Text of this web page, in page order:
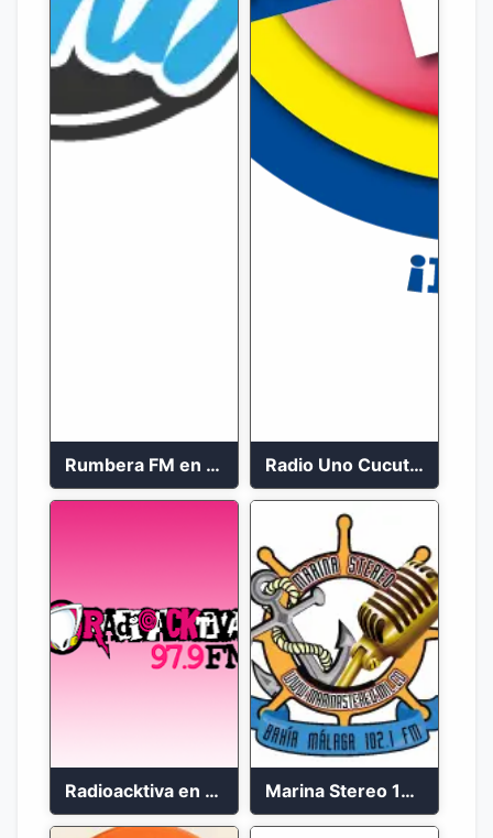
Rumbera FM en vivo 24/7 Radio Uno Cucuta 91.7 FM
Radioacktiva en vivo 97.9 FM Marina Stereo 102.1 FM